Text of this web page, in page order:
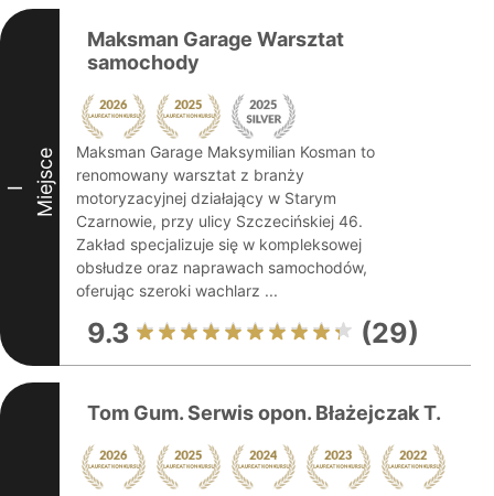
I Miejsce
Maksman Garage Warsztat
samochody
Maksman Garage Maksymilian Kosman to
renomowany warsztat z branży
motoryzacyjnej działający w Starym
Czarnowie, przy ulicy Szczecińskiej 46.
Zakład specjalizuje się w kompleksowej
obsłudze oraz naprawach samochodów,
oferując szeroki wachlarz ...
9.3 (29)
Tom Gum. Serwis opon. Błażejczak T.